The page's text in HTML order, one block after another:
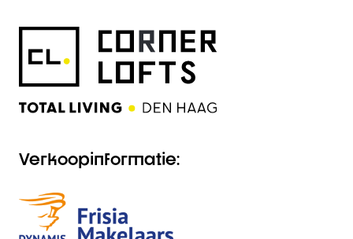
Verkoopinformatie: